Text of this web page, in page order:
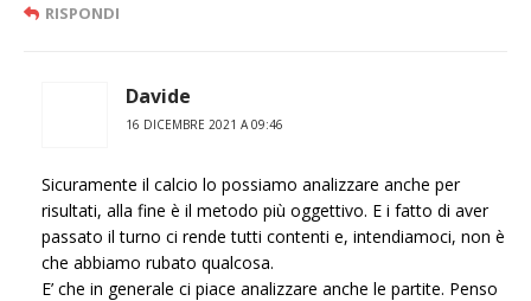
RISPONDI
Davide
16 DICEMBRE 2021 A 09:46
Sicuramente il calcio lo possiamo analizzare anche per
risultati, alla fine è il metodo più oggettivo. E i fatto di aver
passato il turno ci rende tutti contenti e, intendiamoci, non è
che abbiamo rubato qualcosa.
E’ che in generale ci piace analizzare anche le partite. Penso